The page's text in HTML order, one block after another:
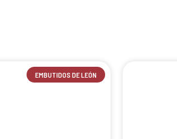
EMBUTIDOS DE LEÓN